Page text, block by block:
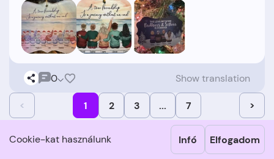
Cookie-kat használunk Infó Elfogadom
0 Show translation
< 1 2 3 ... 7 >
Vállalkozások, amelyek szintén